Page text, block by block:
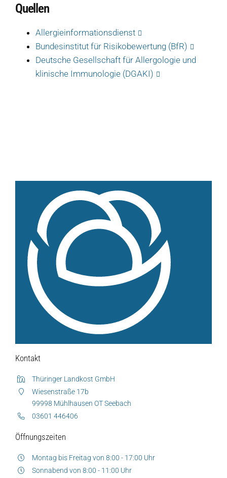
Quellen
Allergieinformationsdienst
Bundesinstitut für Risikobewertung (BfR)
Deutsche Gesellschaft für Allergologie und
klinische Immunologie (DGAKI)
Kontakt
Thüringer Landkost GmbH
Wiesenstraße 17b
99998 Mühlhausen OT Seebach
03601 446406
Öffnungszeiten
Montag bis Freitag von 8:00 - 17:00 Uhr
Sonnabend von 8:00 - 11:00 Uhr
Dips
Soßen
Produkt-Übersicht Jetzt vorbestellen
Produkte nach Allergenen
Verkaufswagen-Tour
Weitere Verkaufsstellen
Über uns
Unsere Marken-Familie